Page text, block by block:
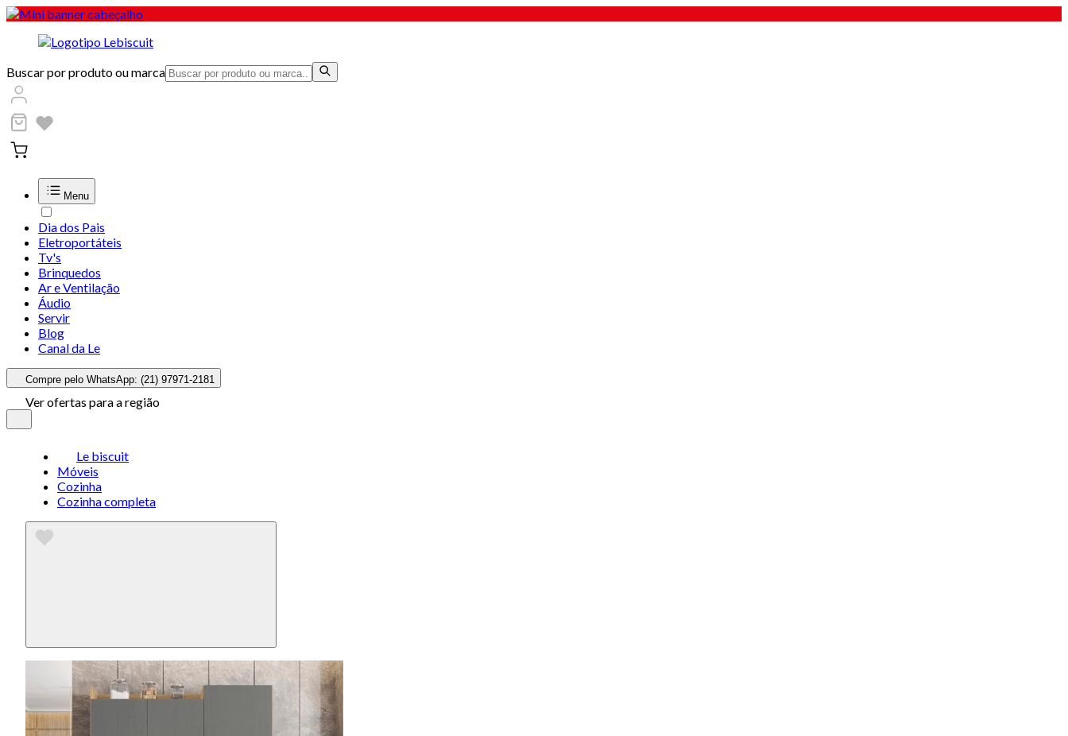
Buscar por produto ou marca
Menu
Dia dos Pais
Eletroportáteis
Tv's
Brinquedos
Ar e Ventilação
Áudio
Servir
Blog
Canal da Le
Compre pelo WhatsApp: (21) 97971-2181
Ver ofertas para a região
Le biscuit
Móveis
Cozinha
Cozinha completa